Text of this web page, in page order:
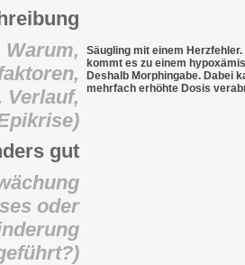
Warum,
Verlauf,
Säugling mit einem
kommt es zu einem
Deshalb Morphingabe. Dabei
mehrfach erhöhte Dosis
gut
oder